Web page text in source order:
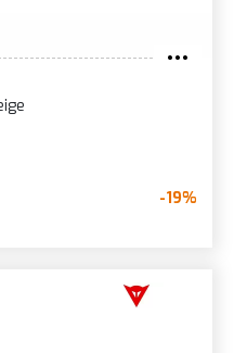
-19%